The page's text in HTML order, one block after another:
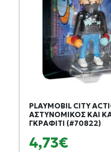
PLAYMOBIL CITY
ΑΣΤΥΝΟΜΙΚΟΣ ΚΑΙ
ΓΚΡΑΦΙΤΙ (#70822)
4,73€